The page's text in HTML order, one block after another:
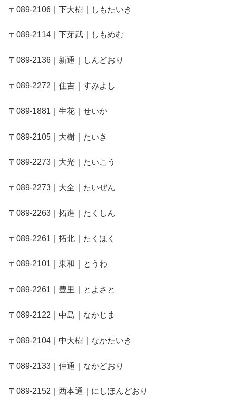
〒089-2106｜下大樹｜しもたいき
〒089-2114｜下芽武｜しもめむ
〒089-2136｜新通｜しんどおり
〒089-2272｜住吉｜すみよし
〒089-1881｜生花｜せいか
〒089-2105｜大樹｜たいき
〒089-2273｜大光｜たいこう
〒089-2273｜大全｜たいぜん
〒089-2263｜拓進｜たくしん
〒089-2261｜拓北｜たくほく
〒089-2101｜東和｜とうわ
〒089-2261｜豊里｜とよさと
〒089-2122｜中島｜なかじま
〒089-2104｜中大樹｜なかたいき
〒089-2133｜仲通｜なかどおり
〒089-2152｜西本通｜にしほんどおり